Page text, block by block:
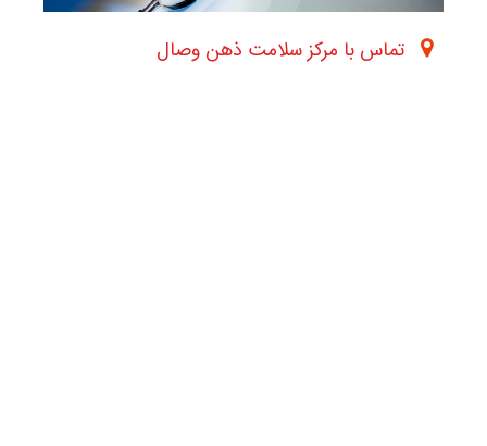
تماس با مرکز سلامت ذهن وصال